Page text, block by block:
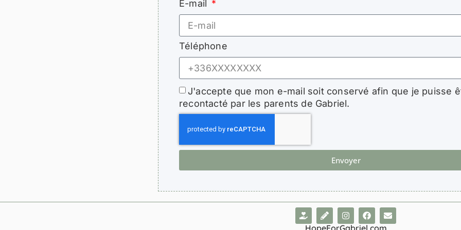
E-mail
Téléphone
J'accepte que mon e-mail soit conservé afin que je puisse
recontacté par les parents de Gabriel.
Envoyer